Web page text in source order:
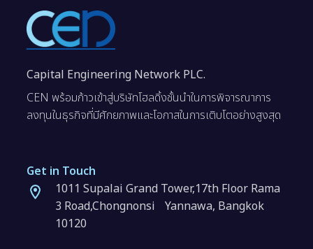
Capital Engineering Network PLC.
CEN พร้อมก้าวเข้าสู่บริษัทโฮลดิ้งชั้นนำในการพิจารณาการ
ลงทุนในธุรกิจที่มีศักยภาพและโอกาสในการเติบโตอย่างสูงสุด
Get in Touch
1011 Supalai Grand Tower,17th Floor Rama
3 Road,Chongnonsi Yannawa, Bangkok
10120